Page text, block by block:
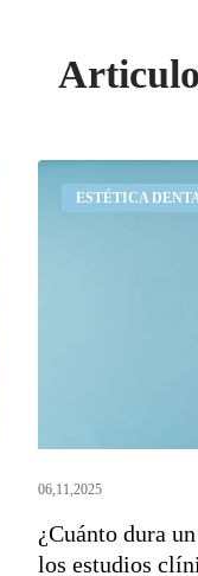
ESTÉTICA
06,11,2025
¿Cuánto dura
los estudios